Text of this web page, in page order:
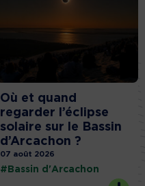
Où et quand
regarder l’éclipse
solaire sur le Bassin
d’Arcachon ?
07 août 2026
#Bassin d'Arcachon